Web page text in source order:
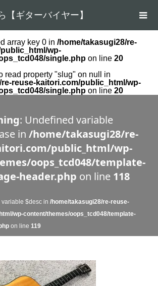
【ギターバイヤー】
array key 0 in /home/takasugi28/re-
wp-
single.php on line 20
read property "slug" on null in
reuse-kaitori.com/public_html/wp-
single.php on line 20
: Undefined variable
in /home/takasugi28/re-
public_html/wp-
oops_tcd048/template-
header.php on line 118
$desc in /home/takasugi28/re-reuse-
wp-content/themes/oops_tcd048/template-
on line 119